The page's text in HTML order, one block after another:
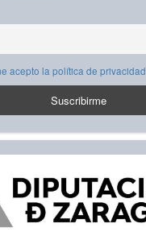
acepto la política de privacidad